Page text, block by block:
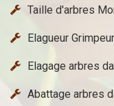
Taille d'arbres
Elagueur
Elagage arbres
Abattage arbres